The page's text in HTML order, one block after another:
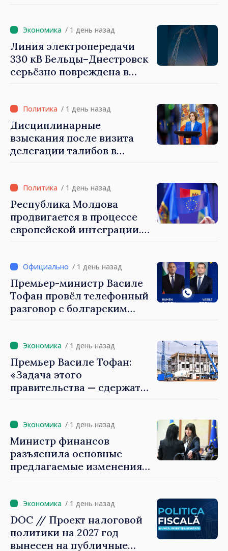
быть свободными и
честными»
/ 1 день назад
Линия электропередачи
330 кВ Бельцы–Днестровск
серьёзно повреждена в
/ 1 день назад
Дисциплинарные
взыскания после визита
делегации талибов в
занимающие высокие
должности, не знают
политики государства»
/ 1 день назад
Республика Молдова
продвигается в процессе
европейской интеграции.
блокирует» / 1 день назад
Премьер-министр Василе
Тофан провёл телефонный
разговор с болгарским
/ 1 день назад
Премьер Василе Тофан:
«Задача этого
правительства — сдержать
/ 1 день назад
Министр финансов
разъяснила основные
предлагаемые изменения
налогу
/ 1 день назад
DOC // Проект налоговой
политики на 2027 год
вынесен на публичные